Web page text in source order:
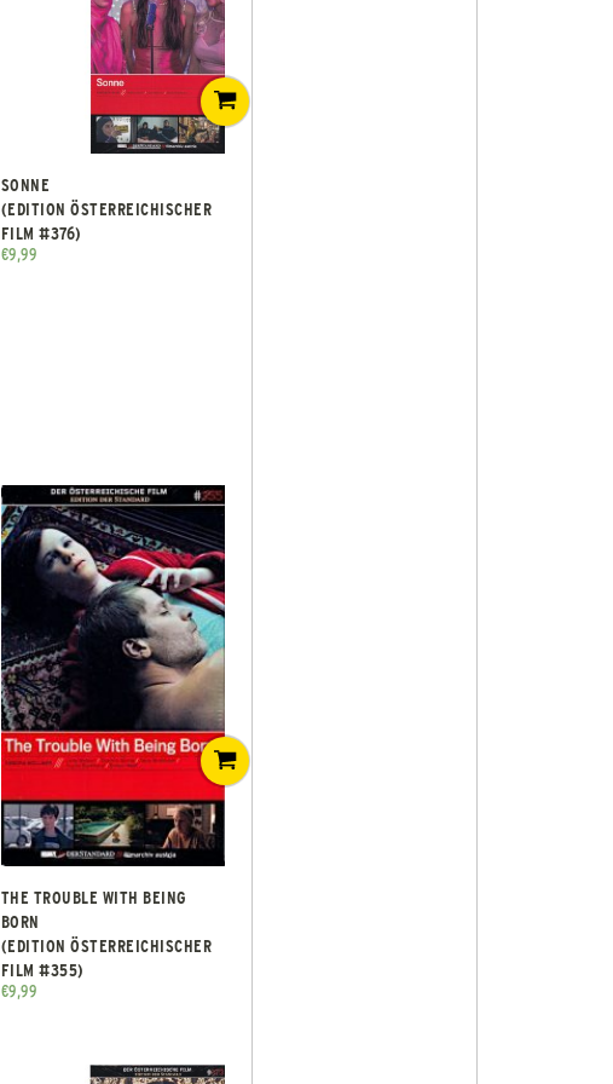
SONNE
(EDITION ÖSTERREICHISCHER
FILM #376)
€9,99
THE TROUBLE WITH BEING
BORN
(EDITION ÖSTERREICHISCHER
FILM #355)
€9,99